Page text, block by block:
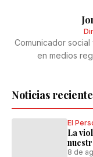
Noticias
El
La
8 de
Comunicador
en medios